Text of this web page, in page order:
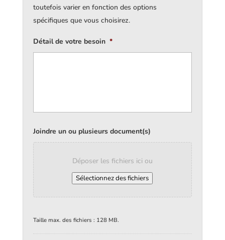
toutefois varier en fonction des options
spécifiques que vous choisirez.
Détail de votre besoin *
Joindre un ou plusieurs document(s)
Déposer les fichiers ici ou
Sélectionnez des fichiers
Taille max. des fichiers : 128 MB.